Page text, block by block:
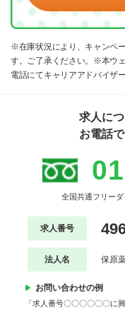
※在庫状況により、キャンペ
す。ご了承ください。※本ウ
電話にてキャリアアドバイザ
求人に
お電話
全国共通フリー
求人番号
法人名 保原
お問い合わせの例
「求人番号〇〇〇〇〇〇に